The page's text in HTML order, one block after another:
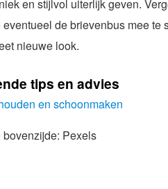
en stijlvol uiterlijk geven.
de brievenbus mee te
nieuwe look.
tips en advies
en schoonmaken
Pexels